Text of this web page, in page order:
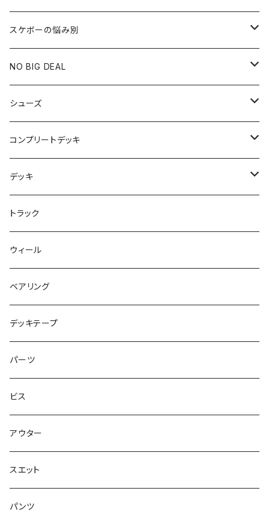
スケボーの悩み別
膝や腰が痛い
NO BIG DEAL
NBD CUSTOMIZED
USED ITEM
Tシャツ
パンツ
キャップ
アウター
シャツ
トップス
スエット
ソックス
アンダーウェア
アクセサリー
シューズ
キッズシューズ
NIKE SB ORANGE LABEL/ISO
NIKE SB ISHOD2
NIKE SB PS8
NIKE SB DUNK
NM933
ゴツいシューズ最高！
Small Shoes
コンプリートデッキ
HI5のパーツセット
エントリーモデルコンプリート
7.7インチ
8インチ
8.2インチ
デッキ
7インチ
7.2インチ
7.3インチ
7.5インチ
7.7インチ
7.8インチ
7.9インチ
8インチ
8.1インチ
トラック
ウィール
ベアリング
デッキテープ
パーツ
ビス
アウター
スエット
パンツ